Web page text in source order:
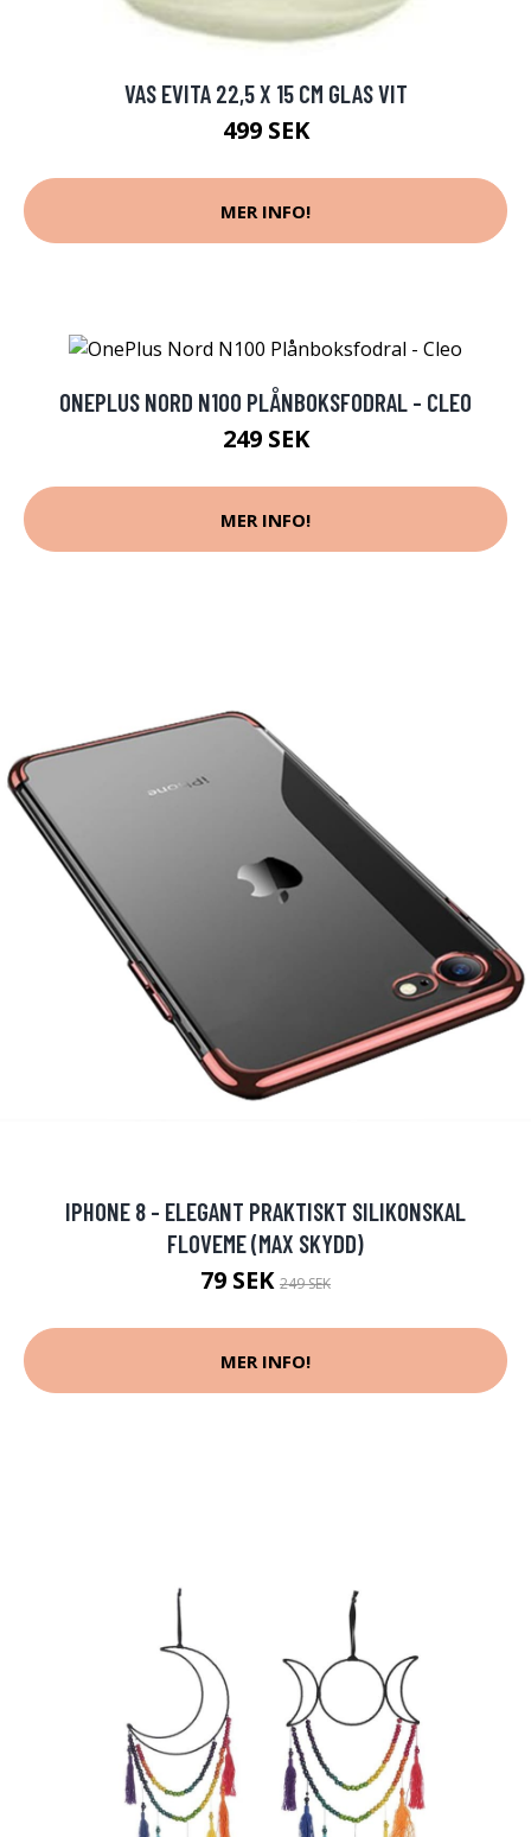
VAS EVITA 22,5 X 15 CM GLAS VIT
499 SEK
MER INFO!
ONEPLUS NORD N100 PLÅNBOKSFODRAL - CLEO
249 SEK
MER INFO!
IPHONE 8 - ELEGANT PRAKTISKT SILIKONSKAL
FLOVEME (MAX SKYDD)
79 SEK 249 SEK
MER INFO!